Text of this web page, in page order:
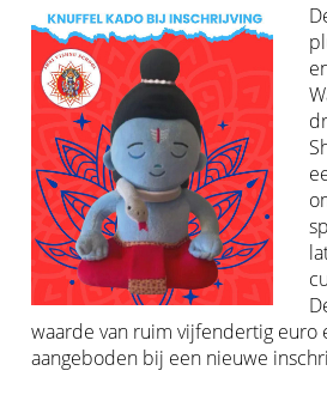
waarde van ruim vijfendertig euro
aangeboden bij een nieuwe